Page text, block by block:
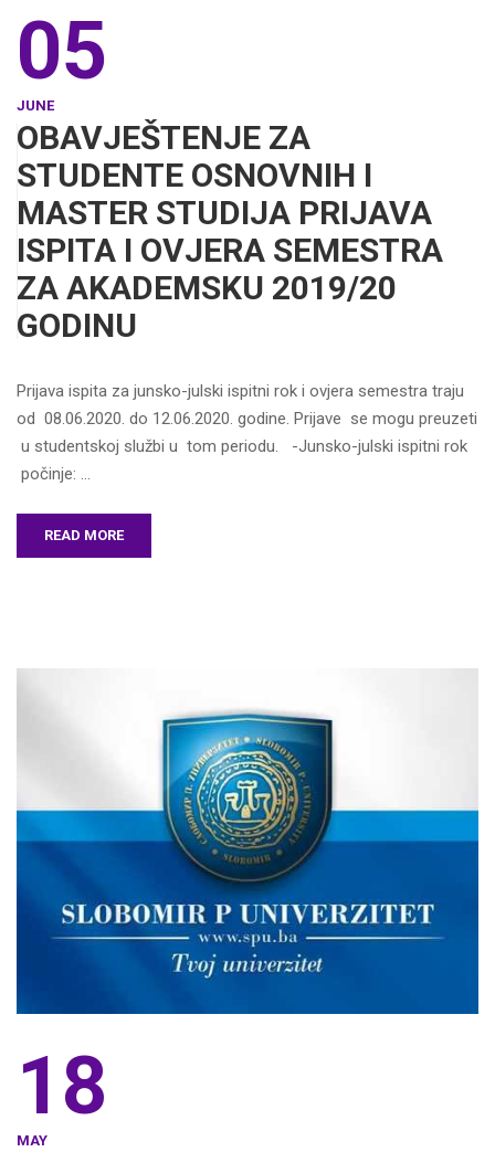
05
JUNE
OBAVJEŠTENJE ZA
STUDENTE OSNOVNIH I
MASTER STUDIJA PRIJAVA
ISPITA I OVJERA SEMESTRA
ZA AKADEMSKU 2019/20
GODINU
Prijava ispita za junsko-julski ispitni rok i ovjera semestra traju
od 08.06.2020. do 12.06.2020. godine. Prijave se mogu preuzeti
u studentskoj službi u tom periodu. -Junsko-julski ispitni rok
počinje: …
READ MORE
18
MAY